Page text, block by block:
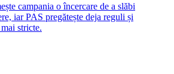
campania o încercare de a slăbi
iar PAS pregătește deja reguli și
stricte.